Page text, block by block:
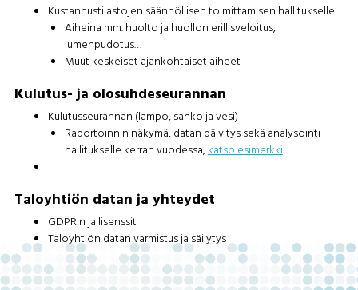
Kustannustilastojen säännöllisen toimittamisen hallitukselle
Aiheina mm. huolto ja huollon erillisveloitus,
lumenpudotus…
Muut keskeiset ajankohtaiset aiheet
Kulutus- ja olosuhdeseurannan
Kulutusseurannan (lämpö, sähkö ja vesi)
Raportoinnin näkymä, datan päivitys sekä analysointi
hallitukselle kerran vuodessa,katso esimerkki
Taloyhtiön datan ja yhteydet
GDPR:n ja lisenssit
Taloyhtiön datan varmistus ja säilytys